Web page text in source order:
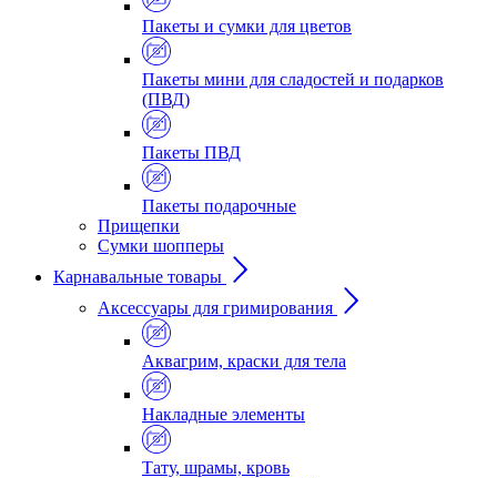
Пакеты и сумки для цветов
Пакеты мини для сладостей и подарков
(ПВД)
Пакеты ПВД
Пакеты подарочные
Прищепки
Сумки шопперы
Карнавальные товары
Аксессуары для гримирования
Аквагрим, краски для тела
Накладные элементы
Тату, шрамы, кровь